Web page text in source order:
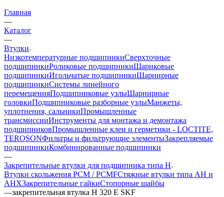
Главная
—
Каталог
—
Втулки
Низкотемпературные подшипникиСверхточные
подшипникиРоликовые подшипникиШариковые
подшипникиИгольчатые подшипникиШарнирные
подшипникиСистемы линейного
перемещенияПодшипниковые узлыШарнирные
головкиПодшипниковые разборные узлыМанжеты,
уплотнения, сальникиПромышленные
трансмиссииИнструменты для монтажа и демонтажа
подшипниковПромышленные клеи и герметики - LOCTITE,
TEROSONФильтры и фильтрующие элементыЗакрепляемые
подшипникиКомбинированные подшипники
—
Закрепительные втулки для подшипника типа H
Втулки скольжения PCM / PCMFСтяжные втулки типа AH и
AHXЗакрепительные гайкиСтопорные шайбы
—закрепительная втулка H 320 E SKF